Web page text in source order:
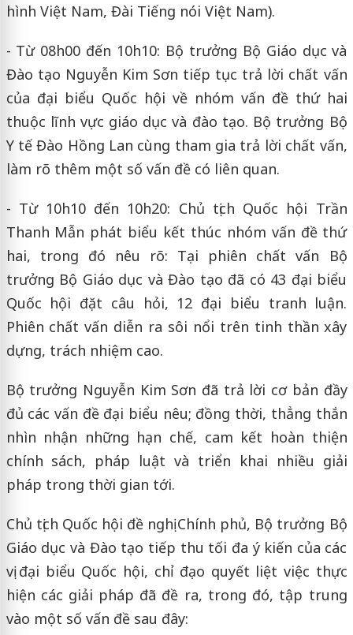
hình Việt Nam, Đài Tiếng nói Việt Nam).
- Từ 08h00 đến 10h10: Bộ trưởng Bộ Giáo dục và
Đào tạo Nguyễn Kim Sơn tiếp tục trả lời chất vấn
của đại biểu Quốc hội về nhóm vấn đề thứ hai
thuộc lĩnh vực giáo dục và đào tạo. Bộ trưởng Bộ
Y tế Đào Hồng Lan cùng tham gia trả lời chất vấn,
làm rõ thêm một số vấn đề có liên quan.
- Từ 10h10 đến 10h20: Chủ tịch Quốc hội Trần
Thanh Mẫn phát biểu kết thúc nhóm vấn đề thứ
hai, trong đó nêu rõ: Tại phiên chất vấn Bộ
trưởng Bộ Giáo dục và Đào tạo đã có 43 đại biểu
Quốc hội đặt câu hỏi, 12 đại biểu tranh luận.
Phiên chất vấn diễn ra sôi nổi trên tinh thần xây
dựng, trách nhiệm cao.
Bộ trưởng Nguyễn Kim Sơn đã trả lời cơ bản đầy
đủ các vấn đề đại biểu nêu; đồng thời, thẳng thắn
nhìn nhận những hạn chế, cam kết hoàn thiện
chính sách, pháp luật và triển khai nhiều giải
pháp trong thời gian tới.
Chủ tịch Quốc hội đề nghị Chính phủ, Bộ trưởng Bộ
Giáo dục và Đào tạo tiếp thu tối đa ý kiến của các
vị đại biểu Quốc hội, chỉ đạo quyết liệt việc thực
hiện các giải pháp đã đề ra, trong đó, tập trung
vào một số vấn đề sau đây: